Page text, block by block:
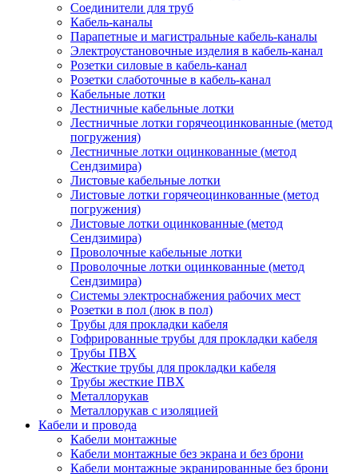
Соединители для труб
Кабель-каналы
Парапетные и магистральные кабель-каналы
Электроустановочные изделия в кабель-канал
Розетки силовые в кабель-канал
Розетки слаботочные в кабель-канал
Кабельные лотки
Лестничные кабельные лотки
Лестничные лотки горячеоцинкованные (метод
погружения)
Лестничные лотки оцинкованные (метод
Сендзимира)
Листовые кабельные лотки
Листовые лотки горячеоцинкованные (метод
погружения)
Листовые лотки оцинкованные (метод
Сендзимира)
Проволочные кабельные лотки
Проволочные лотки оцинкованные (метод
Сендзимира)
Системы электроснабжения рабочих мест
Розетки в пол (люк в пол)
Трубы для прокладки кабеля
Гофрированные трубы для прокладки кабеля
Трубы ПВХ
Жесткие трубы для прокладки кабеля
Трубы жесткие ПВХ
Металлорукав
Металлорукав с изоляцией
Кабели и провода
Кабели монтажные
Кабели монтажные без экрана и без брони
Кабели монтажные экранированные без брони